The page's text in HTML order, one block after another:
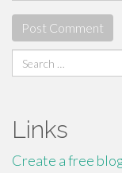
Search
for:
Links
Create a free